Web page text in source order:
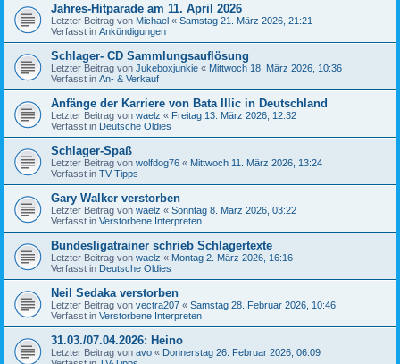
Jahres-Hitparade am 11. April 2026
Letzter Beitrag von Michael « Samstag 21. März 2026, 21:21
Verfasst in Ankündigungen
Schlager- CD Sammlungsauflösung
Letzter Beitrag von Jukeboxjunkie « Mittwoch 18. März 2026, 10:36
Verfasst in An- & Verkauf
Anfänge der Karriere von Bata Illic in Deutschland
Letzter Beitrag von waelz « Freitag 13. März 2026, 12:32
Verfasst in Deutsche Oldies
Schlager-Spaß
Letzter Beitrag von wolfdog76 « Mittwoch 11. März 2026, 13:24
Verfasst in TV-Tipps
Gary Walker verstorben
Letzter Beitrag von waelz « Sonntag 8. März 2026, 03:22
Verfasst in Verstorbene Interpreten
Bundesligatrainer schrieb Schlagertexte
Letzter Beitrag von waelz « Montag 2. März 2026, 16:16
Verfasst in Deutsche Oldies
Neil Sedaka verstorben
Letzter Beitrag von vectra207 « Samstag 28. Februar 2026, 10:46
Verfasst in Verstorbene Interpreten
31.03./07.04.2026: Heino
Letzter Beitrag von avo « Donnerstag 26. Februar 2026, 06:09